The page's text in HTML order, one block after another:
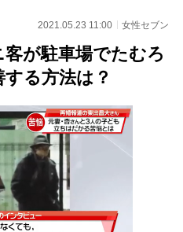
2021.05.23 11:00 女性セブン
が駐車場でたむろ
る方法は？